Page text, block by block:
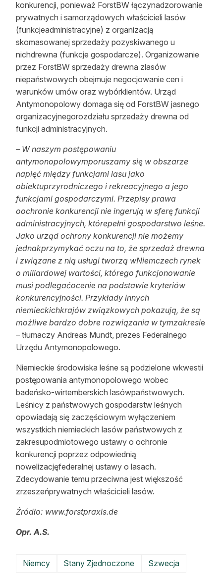
konkurencji, ponieważ ForstBW łączynadzorowanie
prywatnych i samorządowych właścicieli lasów
(funkcjeadministracyjne) z organizacją
skomasowanej sprzedaży pozyskiwanego u
nichdrewna (funkcje gospodarcze). Organizowanie
przez ForstBW sprzedaży drewna zlasów
niepaństwowych obejmuje negocjowanie cen i
warunków umów oraz wybórklientów. Urząd
Antymonopolowy domaga się od ForstBW jasnego
organizacyjnegorozdziału sprzedaży drewna od
funkcji administracyjnych.
– W naszym postępowaniu
antymonopolowymporuszamy się w obszarze
napięć między funkcjami lasu jako
obiektuprzyrodniczego i rekreacyjnego a jego
funkcjami gospodarczymi. Przepisy prawa
oochronie konkurencji nie ingerują w sferę funkcji
administracyjnych, którepełni gospodarstwo leśne.
Jako urząd ochrony konkurencji nie możemy
jednakprzymykać oczu na to, że sprzedaż drewna
i związane z nią usługi tworzą wNiemczech rynek
o miliardowej wartości, którego funkcjonowanie
musi podlegaćocenie na podstawie kryteriów
konkurencyjności. Przykłady innych
niemieckichkrajów związkowych pokazują, że są
możliwe bardzo dobre rozwiązania w tymzakresie
– tłumaczy Andreas Mundt, prezes Federalnego
Urzędu Antymonopolowego.
Niemieckie środowiska leśne są podzielone wkwestii
postępowania antymonopolowego wobec
badeńsko-wirtemberskich lasówpaństwowych.
Leśnicy z państwowych gospodarstw leśnych
opowiadają się zaczęściowym wyłączeniem
wszystkich niemieckich lasów państwowych z
zakresupodmiotowego ustawy o ochronie
konkurencji poprzez odpowiednią
nowelizacjęfederalnej ustawy o lasach.
Zdecydowanie temu przeciwna jest większość
zrzeszeńprywatnych właścicieli lasów.
Źródło: www.forstpraxis.de
Opr. A.S.
Niemcy Stany Zjednoczone Szwecja